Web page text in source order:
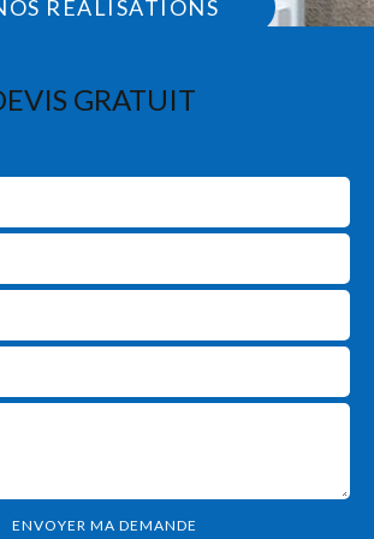
RÉALISATIONS
GRATUIT